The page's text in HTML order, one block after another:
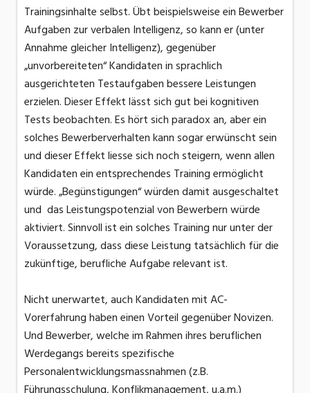
Trainingsinhalte selbst. Übt beispielsweise ein Bewerber
Aufgaben zur verbalen Intelligenz, so kann er (unter
Annahme gleicher Intelligenz), gegenüber
„unvorbereiteten“ Kandidaten in sprachlich
ausgerichteten Testaufgaben bessere Leistungen
erzielen. Dieser Effekt lässt sich gut bei kognitiven
Tests beobachten. Es hört sich paradox an, aber ein
solches Bewerberverhalten kann sogar erwünscht sein
und dieser Effekt liesse sich noch steigern, wenn allen
Kandidaten ein entsprechendes Training ermöglicht
würde. „Begünstigungen“ würden damit ausgeschaltet
und das Leistungspotenzial von Bewerbern würde
aktiviert. Sinnvoll ist ein solches Training nur unter der
Voraussetzung, dass diese Leistung tatsächlich für die
zukünftige, berufliche Aufgabe relevant ist.
Nicht unerwartet, auch Kandidaten mit AC-
Vorerfahrung haben einen Vorteil gegenüber Novizen.
Und Bewerber, welche im Rahmen ihres beruflichen
Werdegangs bereits spezifische
Personalentwicklungsmassnahmen (z.B.